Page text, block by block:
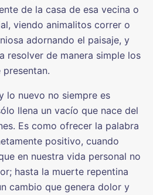
de la casa de esa vecina o
viendo animalitos correr o
adornando el paisaje, y
resolver de manera simple los
presentan.
lo nuevo no siempre es
llena un vacío que nace del
Es como ofrecer la palabra
positivo, cuando
en nuestra vida personal no
hasta la muerte repentina
cambio que genera dolor y